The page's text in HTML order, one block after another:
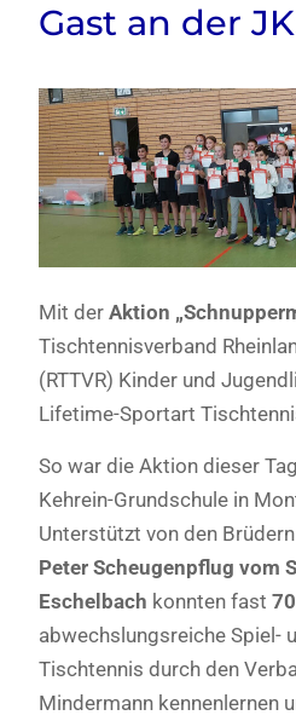
Gast an der
Mit der Aktion
Tischtennisverband
(RTTVR) Kinder und
Lifetime-Sportart
So war die Aktion dieser
Kehrein-Grundschule in
Unterstützt von den Brüdern
Peter Scheugenpflug vom
Eschelbach konnten fast
abwechslungsreiche Spiel-
Tischtennis durch den
Mindermann kennenlernen